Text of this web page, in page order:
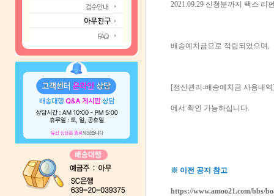
2021.09.29 신청분까지 택스 리
배송예치금으로 적립되었으며,
[정산관리-배송예치금 사용내
에서 확인 가능하십니다.
※ 이전 공지 참고
https://www.amoo21.com/bbs/